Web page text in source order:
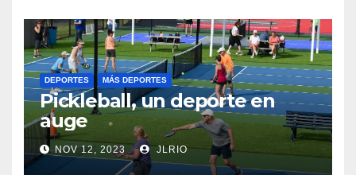
DEPORTES MÁS DEPORTES
Pickleball, un deporte en
auge
NOV 12, 2023 JLRIO